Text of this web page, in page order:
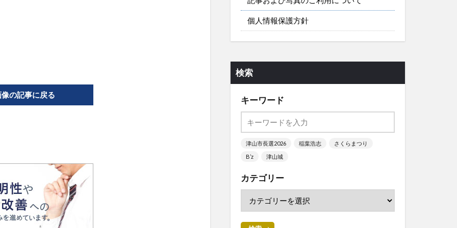
の記事に戻る
個人情報保護方針
検索
キーワード
津山市長選2026 稲葉浩志
さくらまつり
B’z
津山城
カテゴリー